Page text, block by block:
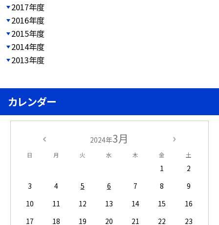
2017年度
2016年度
2015年度
2014年度
2013年度
カレンダー
2024年3月
日 月 火 水 木 金 土
1
2
3
4 5 6 7 8
9
10
11 12 13 14 15
16
17
18 19 20 21 22
23